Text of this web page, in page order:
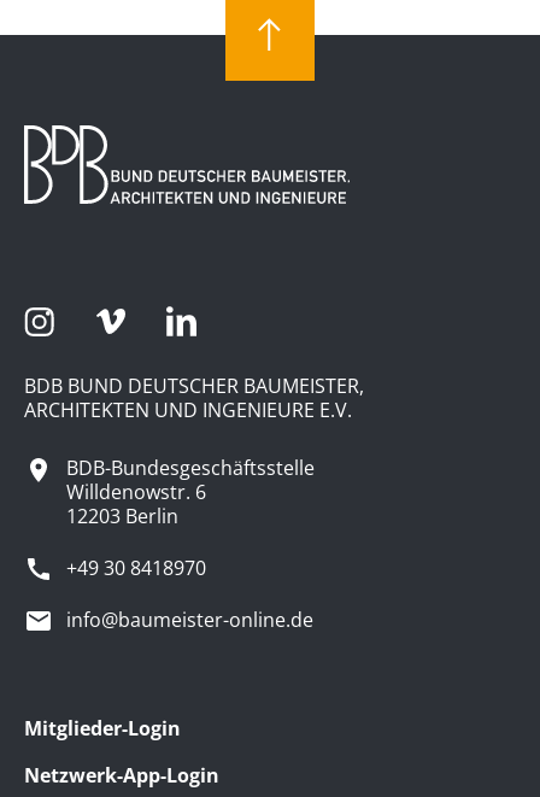
BDB BUND DEUTSCHER BAUMEISTER,
ARCHITEKTEN UND INGENIEURE E.V.
BDB-Bundesgeschäftsstelle
Willdenowstr. 6
12203 Berlin
+49 30 8418970
info@baumeister-online.de
Mitglieder-Login
Netzwerk-App-Login